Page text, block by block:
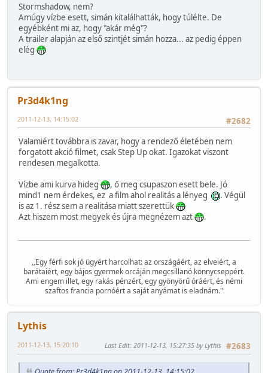
Stormshadow, nem?
Amúgy vízbe esett, simán kitalálhatták, hogy túlélte. De
egyébként mi az, hogy "akár még"?
A trailer alapján az első szintjét simán hozza... az pedig éppen
elég
Pr3d4k1ng
#2682
2011-12-13, 14:15:02
Valamiért továbbra is zavar, hogy a rendező életében nem
forgatott akció filmet, csak Step Up okat. Igazokat viszont
rendesen megalkotta.
Vízbe ami kurva hideg
, ő meg csupaszon esett bele. Jó
mind1 nem érdekes, ez a film ahol realitás a lényeg
. Végül
is az 1. rész sem a realitása miatt szerettük
Azt hiszem most megyek és újra megnézem azt
.
,,Egy férfi sok jó ügyért harcolhat: az országáért, az elveiért, a
barátaiért, egy bájos gyermek orcáján megcsillanó könnycseppért.
Ami engem illet, egy rakás pénzért, egy gyönyörű óráért, és némi
szaftos francia pornóért a saját anyámat is eladnám."
Lythis
#2683
2011-12-13, 15:20:10 Last Edit: 2011-12-13, 15:27:35 by Lythis